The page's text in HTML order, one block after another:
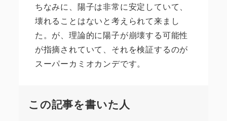
ちなみに、陽子は非常に安定していて、
壊れることはないと考えられて来まし
た。が、理論的に陽子が崩壊する可能性
が指摘されていて、それを検証するのが
スーパーカミオカンデです。
この記事を書いた人